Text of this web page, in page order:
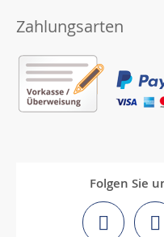
Zahlungsarten
Folgen Sie